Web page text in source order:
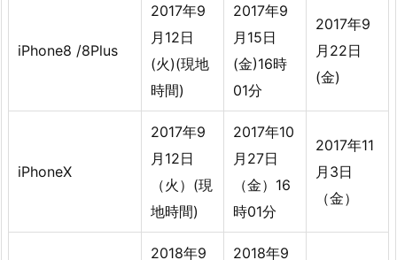
iPhone8 /8Plus
2017年9
月12日
(火)(現地
時間)
2017年9
月15日
(金)16時
01分
2017年9
月22日
(金)
iPhoneX
2017年9
月12日
（火）(現
地時間)
2017年10
月27日
（金）16
時01分
2017年11
月3日
（金）
2018年9 2018年9